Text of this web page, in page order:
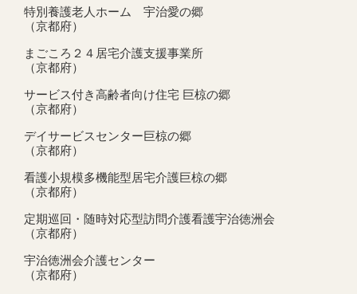
特別養護老人ホーム 宇治愛の郷
（京都府）
まごころ２４居宅介護支援事業所
（京都府）
サービス付き高齢者向け住宅 巨椋の郷
（京都府）
デイサービスセンター巨椋の郷
（京都府）
看護小規模多機能型居宅介護巨椋の郷
（京都府）
定期巡回・随時対応型訪問介護看護宇治徳洲会
（京都府）
宇治徳洲会介護センター
（京都府）